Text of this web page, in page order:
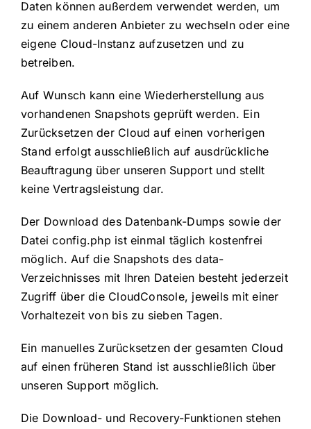
Daten können außerdem verwendet werden, um
zu einem anderen Anbieter zu wechseln oder eine
eigene Cloud-Instanz aufzusetzen und zu
betreiben.
Auf Wunsch kann eine Wiederherstellung aus
vorhandenen Snapshots geprüft werden. Ein
Zurücksetzen der Cloud auf einen vorherigen
Stand erfolgt ausschließlich auf ausdrückliche
Beauftragung über unseren Support und stellt
keine Vertragsleistung dar.
Der Download des Datenbank-Dumps sowie der
Datei config.php ist einmal täglich kostenfrei
möglich. Auf die Snapshots des data-
Verzeichnisses mit Ihren Dateien besteht jederzeit
Zugriff über die CloudConsole, jeweils mit einer
Vorhaltezeit von bis zu sieben Tagen.
Ein manuelles Zurücksetzen der gesamten Cloud
auf einen früheren Stand ist ausschließlich über
unseren Support möglich.
Die Download- und Recovery-Funktionen stehen